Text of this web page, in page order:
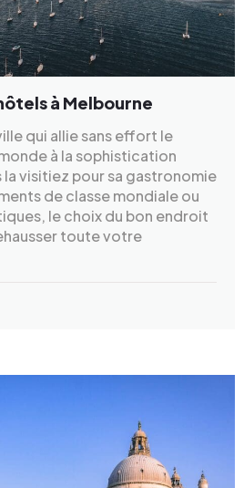
à Melbourne
qui allie sans effort le
à la sophistication
visitiez pour sa gastronomie
de classe mondiale ou
le choix du bon endroit
toute votre